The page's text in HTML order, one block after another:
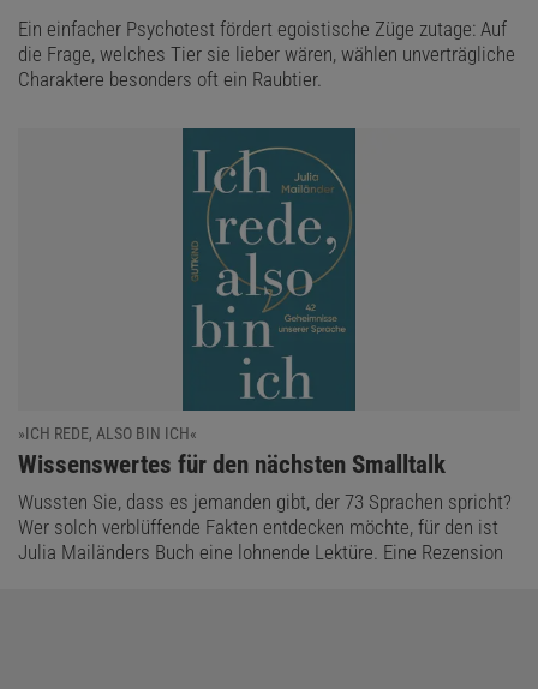
Ein einfacher Psychotest fördert egoistische Züge zutage: Auf
die Frage, welches Tier sie lieber wären, wählen unverträgliche
Charaktere besonders oft ein Raubtier.
»ICH REDE, ALSO BIN ICH«
:
Wissenswertes für den nächsten Smalltalk
Wussten Sie, dass es jemanden gibt, der 73 Sprachen spricht?
Wer solch verblüffende Fakten entdecken möchte, für den ist
Julia Mailänders Buch eine lohnende Lektüre. Eine Rezension